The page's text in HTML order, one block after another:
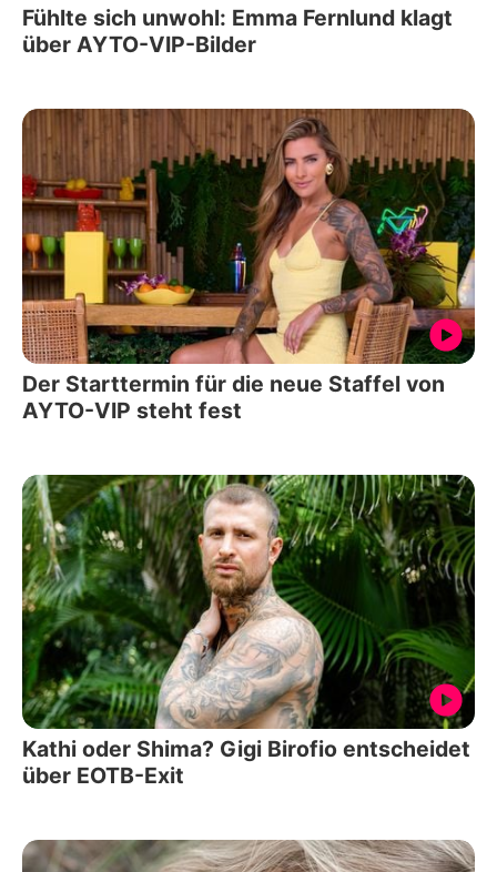
Fühlte sich unwohl: Emma Fernlund klagt
über AYTO-VIP-Bilder
Der Starttermin für die neue Staffel von
AYTO-VIP steht fest
Kathi oder Shima? Gigi Birofio entscheidet
über EOTB-Exit